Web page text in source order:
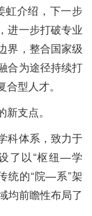
虹介绍，下一步
进一步打破专业
界，整合国家级
合为途径持续打
型人才。
支点。
科体系，致力于
了以“枢纽—学
统的“院—系”架
均前瞻性布局了